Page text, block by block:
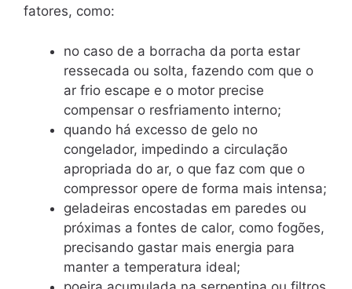
fatores, como:
no caso de a borracha da porta estar
ressecada ou solta, fazendo com que o
ar frio escape e o motor precise
compensar o resfriamento interno;
quando há excesso de gelo no
congelador, impedindo a circulação
apropriada do ar, o que faz com que o
compressor opere de forma mais intensa;
geladeiras encostadas em paredes ou
próximas a fontes de calor, como fogões,
precisando gastar mais energia para
manter a temperatura ideal;